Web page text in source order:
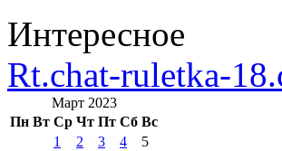
Интересное
Rt.chat-ruletka-
Март 2023
Пн Вт Ср Чт Пт Сб Вс
1 2 3 4
5